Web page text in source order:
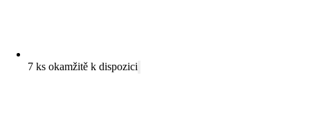
7 ks okamžitě k dispozici